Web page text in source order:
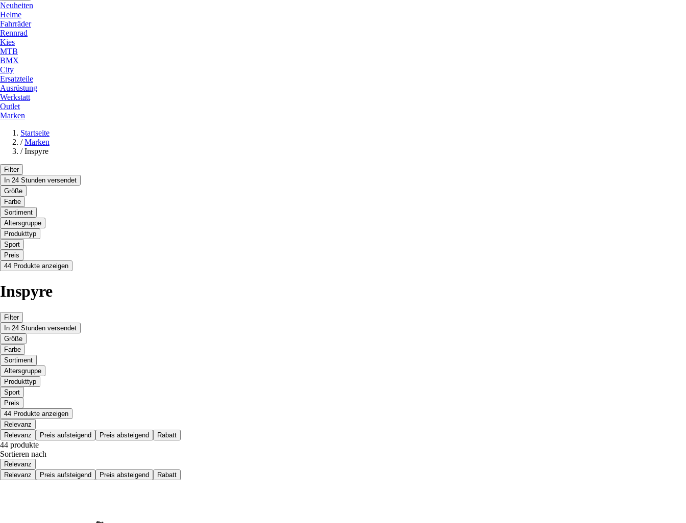
Neuheiten
Helme
Fahrräder
Rennrad
Kies
MTB
BMX
City
Ersatzteile
Ausrüstung
Werkstatt
Outlet
Marken
Startseite
/ Marken
/ Inspyre
Filter
In 24 Stunden versendet
Größe
Farbe
Sortiment
Altersgruppe
Produkttyp
Sport
Preis
44 Produkte anzeigen
Inspyre
Filter
In 24 Stunden versendet
Größe
Farbe
Sortiment
Altersgruppe
Produkttyp
Sport
Preis
44 Produkte anzeigen
Relevanz
Relevanz
Preis aufsteigend Preis absteigend Rabatt
44 produkte
Sortieren nach
Relevanz
Relevanz
Preis aufsteigend Preis absteigend Rabatt